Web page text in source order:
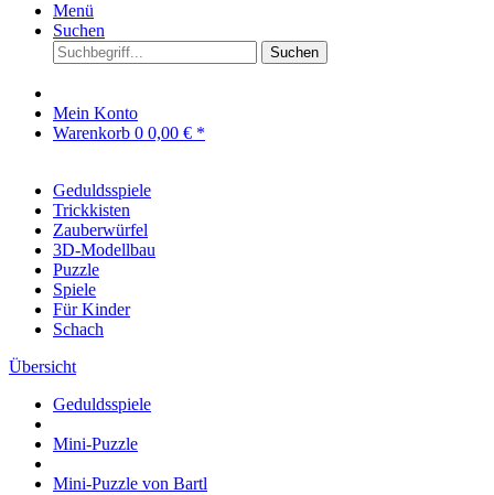
Menü
Suchen
Suchen
Mein Konto
Warenkorb 0 0,00 € *
Geduldsspiele
Trickkisten
Zauberwürfel
3D-Modellbau
Puzzle
Spiele
Für Kinder
Schach
Übersicht
Geduldsspiele
Mini-Puzzle
Mini-Puzzle von Bartl